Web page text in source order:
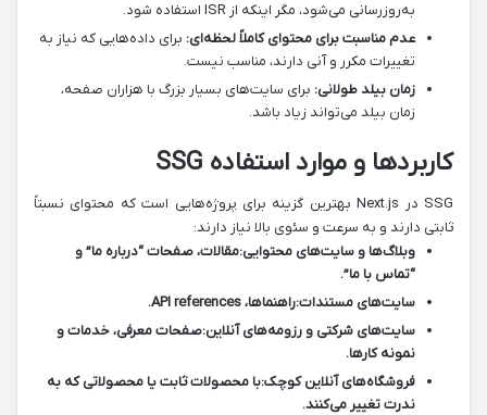
به‌روزرسانی می‌شود، مگر اینکه از ISR استفاده شود.
عدم مناسبت برای محتوای کاملاً لحظه‌ای: برای داده‌هایی که نیاز به
تغییرات مکرر و آنی دارند، مناسب نیست.
زمان بیلد طولانی: برای سایت‌های بسیار بزرگ با هزاران صفحه،
زمان بیلد می‌تواند زیاد باشد.
کاربردها و موارد استفاده SSG
SSG در Next.js بهترین گزینه برای پروژه‌هایی است که محتوای نسبتاً
ثابتی دارند و به سرعت و سئوی بالا نیاز دارند:
وبلاگ‌ها و سایت‌های محتوایی:مقالات، صفحات “درباره ما” و
“تماس با ما”.
سایت‌های مستندات:راهنماها، API references.
سایت‌های شرکتی و رزومه‌های آنلاین:صفحات معرفی، خدمات و
نمونه کارها.
فروشگاه‌های آنلاین کوچک:با محصولات ثابت یا محصولاتی که به
ندرت تغییر می‌کنند.